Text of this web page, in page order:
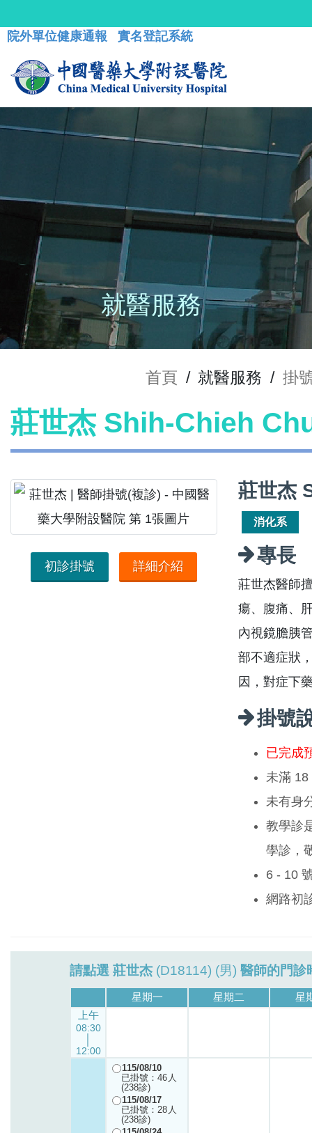
院外單位健康通報 實名登記系統
就醫服務
首頁 / 就醫服務 / 掛
莊世杰 Shih-Chieh
初診掛號 詳細介紹
莊世杰
消化系
專長
莊世杰醫師
瘍、腹痛、
內視鏡膽胰
部不適症狀
因，對症下
掛號
已完成
未滿 18
未有身
教學診
學診，
6 - 10
網路初